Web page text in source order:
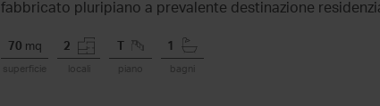
fabbricato pluripiano a prevalente destinazione
70 mq
superficie
2
locali piano
1
bagni